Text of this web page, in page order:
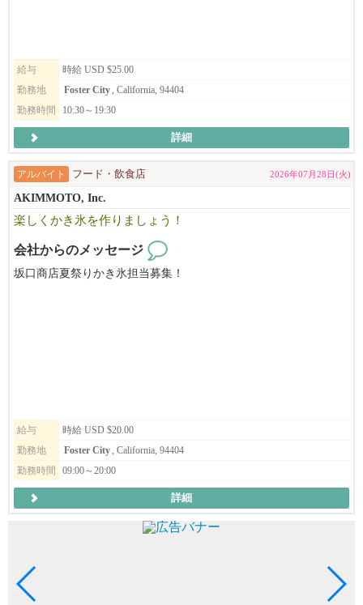
給与
時給 USD $25.00
勤務地
Foster City, California, 94404
勤務時間
10:30～19:30
詳細
アルバイト フード・飲食店 2026年07月28日(火)
AKIMMOTO, Inc.
楽しくかき氷を作りましょう！
会社からのメッセージ
坂口商店夏祭りかき氷担当募集！
給与
時給 USD $20.00
勤務地
Foster City, California, 94404
勤務時間
09:00～20:00
詳細